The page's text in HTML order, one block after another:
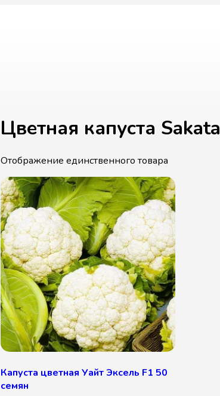
Цветная капуста Sakata
Отображение единственного товара
Капуста цветная Уайт Эксель F1 50
семян